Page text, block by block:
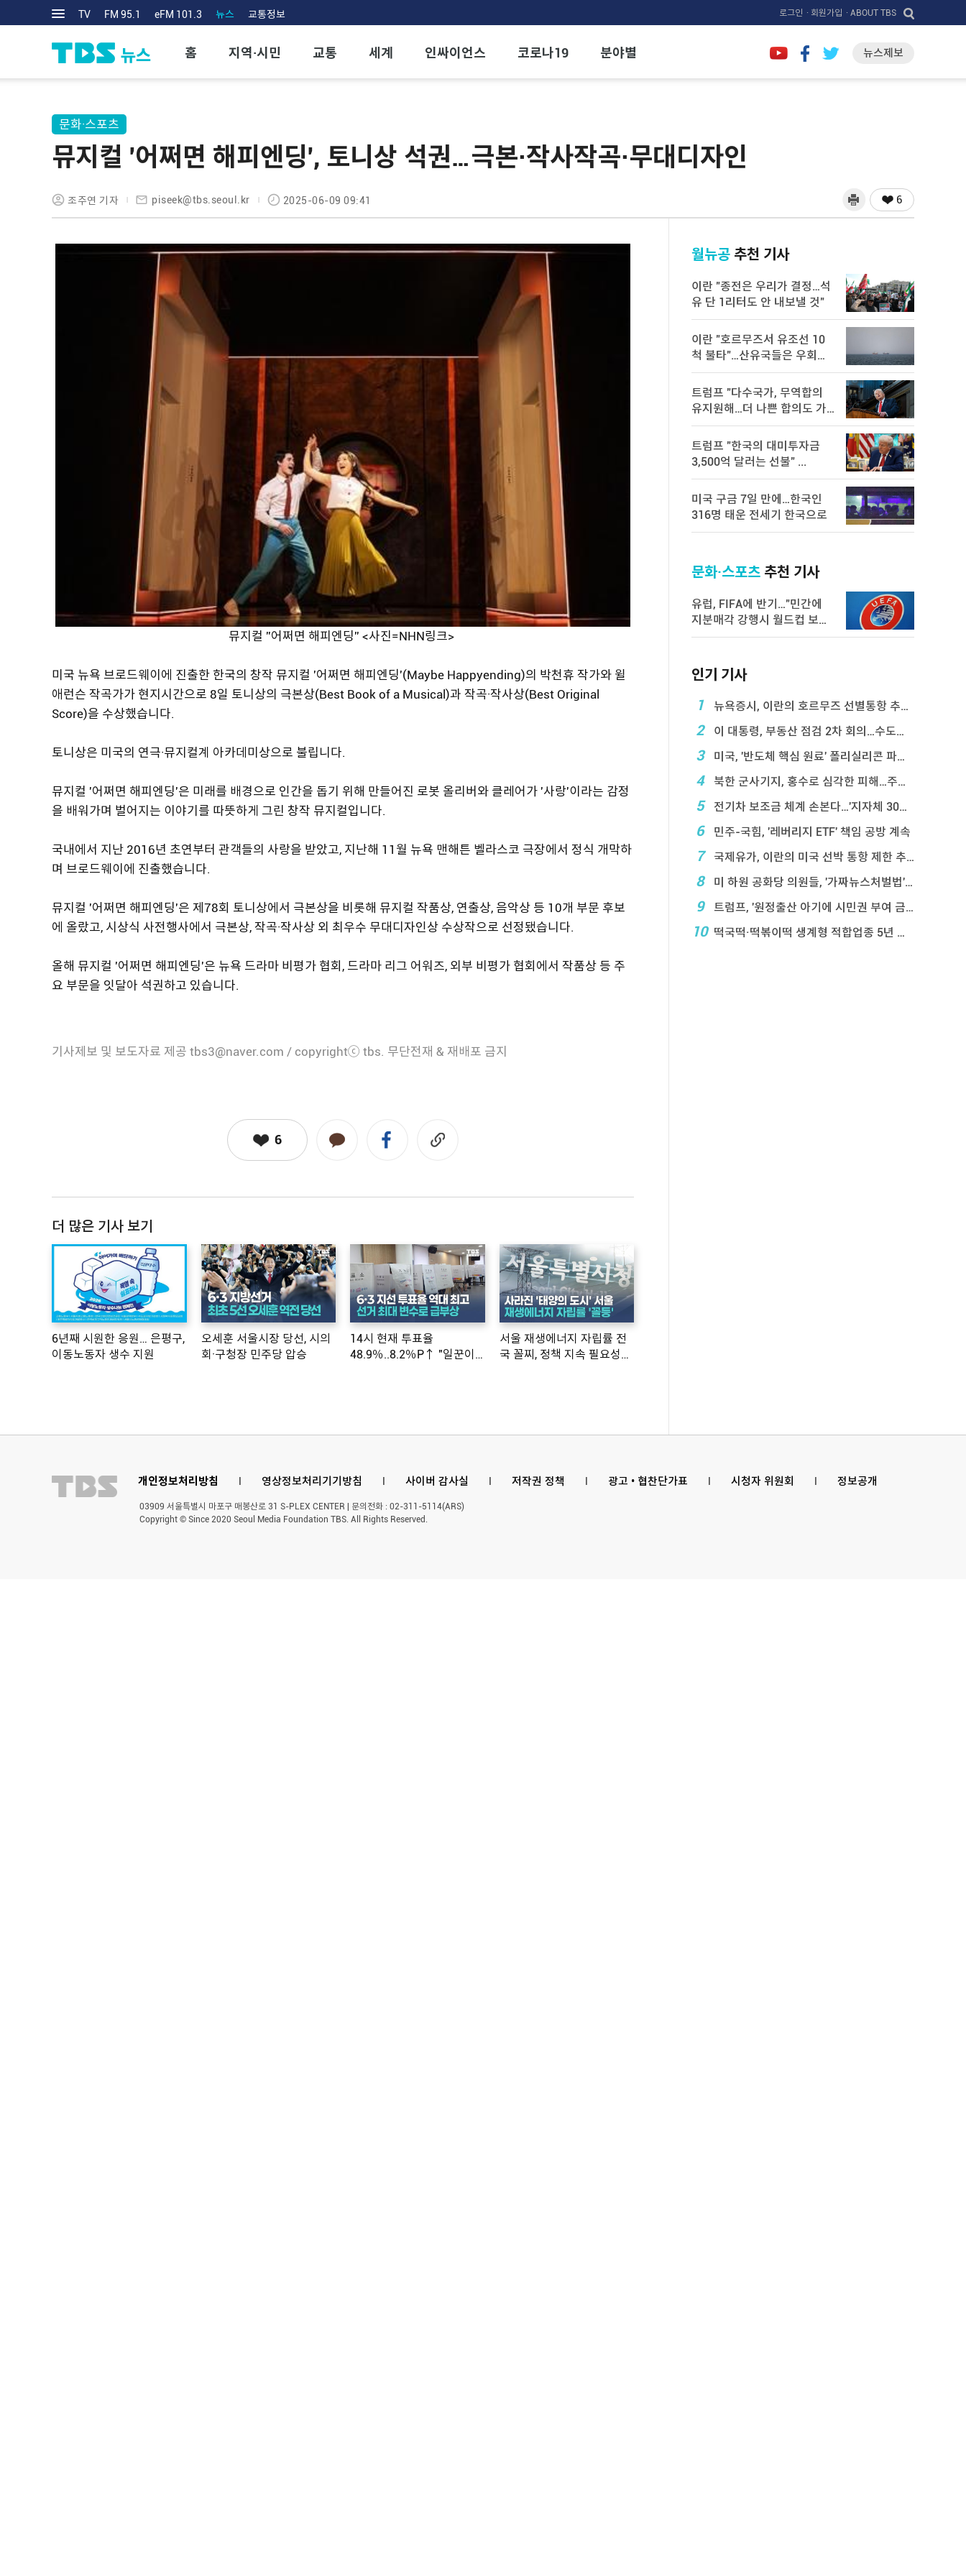
TV FM 95.1 eFM 101.3 뉴스 교통정보 로그인 · 회원가입 · ABOUT TBS
홈 지역·시민 교통 세계 인싸이언스 코로나19 분야별 뉴스제보
문화·스포츠
뮤지컬 '어쩌면 해피엔딩', 토니상 석권…극본·작사작곡·무대디자인
조주연 기자 piseek@tbs.seoul.kr 2025-06-09 09:41 6
뮤지컬 ''어쩌면 해피엔딩'' <사진=NHN링크>
미국 뉴욕 브로드웨이에 진출한 한국의 창작 뮤지컬 '어쩌면 해피엔딩'(Maybe Happyending)의 박천휴 작가와 윌
애런슨 작곡가가 현지시간으로 8일 토니상의 극본상(Best Book of a Musical)과 작곡·작사상(Best Original
Score)을 수상했습니다.
토니상은 미국의 연극·뮤지컬계 아카데미상으로 불립니다.
뮤지컬 '어쩌면 해피엔딩'은 미래를 배경으로 인간을 돕기 위해 만들어진 로봇 올리버와 클레어가 '사랑'이라는 감정
을 배워가며 벌어지는 이야기를 따뜻하게 그린 창작 뮤지컬입니다.
국내에서 지난 2016년 초연부터 관객들의 사랑을 받았고, 지난해 11월 뉴욕 맨해튼 벨라스코 극장에서 정식 개막하
며 브로드웨이에 진출했습니다.
뮤지컬 '어쩌면 해피엔딩'은 제78회 토니상에서 극본상을 비롯해 뮤지컬 작품상, 연출상, 음악상 등 10개 부문 후보
에 올랐고, 시상식 사전행사에서 극본상, 작곡·작사상 외 최우수 무대디자인상 수상작으로 선정됐습니다.
올해 뮤지컬 '어쩌면 해피엔딩'은 뉴욕 드라마 비평가 협회, 드라마 리그 어워즈, 외부 비평가 협회에서 작품상 등 주
요 부문을 잇달아 석권하고 있습니다.
기사제보 및 보도자료 제공 tbs3@naver.com / copyrightⓒ tbs. 무단전재 & 재배포 금지
6
더 많은 기사 보기
6년째 시원한 응원… 은평구,
이동노동자 생수 지원
오세훈 서울시장 당선, 시의
회·구청장 민주당 압승
14시 현재 투표율
48.9％..8.2％P↑ "일꾼이
서울 재생에너지 자립률 전
국 꼴찌, 정책 지속 필요성
월뉴공 추천 기사
이란 "종전은 우리가 결정…석
유 단 1리터도 안 내보낼 것"
이란 "호르무즈서 유조선 10
척 불타"…산유국들은 우회로
모 ...
트럼프 "다수국가, 무역합의
유지원해…더 나쁜 합의도 가
능" ...
트럼프 "한국의 대미투자금
3,500억 달러는 선불" ...
미국 구금 7일 만에…한국인
316명 태운 전세기 한국으로
문화·스포츠 추천 기사
유럽, FIFA에 반기…"민간에
지분매각 강행시 월드컵 보이
콧"
인기 기사
1
뉴욕증시, 이란의 호르무즈 선별통항 추진에 하락
2 이 대통령, 부동산 점검 2차 회의…수도권 공급대책 ...
3 미국, '반도체 핵심 원료' 폴리실리콘 파생상품에 ...
4 북한 군사기지, 홍수로 심각한 피해…주택 수백채 파괴
5 전기차 보조금 체계 손본다…'지자체 30％ 매칭' ...
6 민주-국힘, '레버리지 ETF' 책임 공방 계속
7 국제유가, 이란의 미국 선박 통항 제한 추진에 상승
8 미 하원 공화당 의원들, '가짜뉴스처벌법' 항의 서한
9 트럼프, '원정출산 아기에 시민권 부여 금지' 행정 ...
10 떡국떡·떡볶이떡 생계형 적합업종 5년 연장…대기업 ...
개인정보처리방침 l 영상정보처리기기방침 l 사이버 감사실 l 저작권 정책 l 광고 • 협찬단가표 l 시청자 위원회 l 정보공개
03909 서울특별시 마포구 매봉산로 31 S-PLEX CENTER | 문의전화 : 02-311-5114(ARS)
Copyright © Since 2020 Seoul Media Foundation TBS. All Rights Reserved.